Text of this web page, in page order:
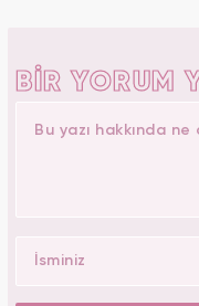
BİR YORUM